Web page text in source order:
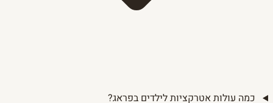
כמה עולות אטרקציות לילדים בפראג?